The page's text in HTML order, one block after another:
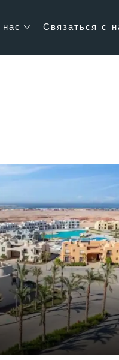
Связаться с